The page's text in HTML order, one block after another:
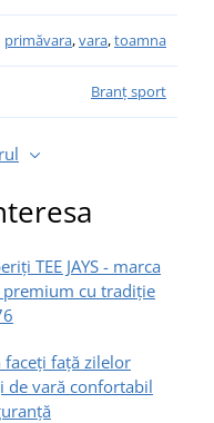
primăvara,vara,toamna
Branț sport
TEE JAYS - marca
premium cu tradiție
faceți față zilelor
de vară confortabil